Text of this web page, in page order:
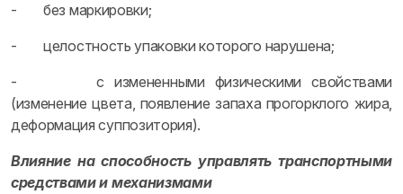
- без маркировки;
- целостность упаковки которого нарушена;
- с измененными физическими свойствами
(изменение цвета, появление запаха прогорклого жира,
деформация суппозитория).
Влияние на способность управлять транспортными
средствами и механизмами